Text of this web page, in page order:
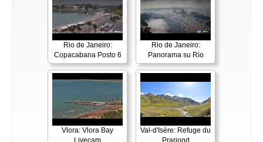
Rio de Janeiro:
Copacabana Posto 6
Rio de Janeiro:
Panorama su Rio
Vlora: Vlora Bay
Livecam
Val-d'Isère: Refuge du
Prariond